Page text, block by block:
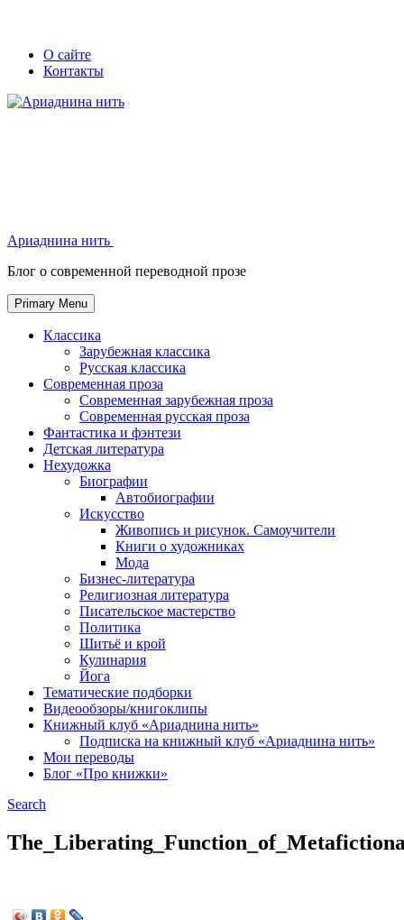
Skip
Secondary
left
navigation
Secondary
right
navigation
О сайте
Контакты
Ариаднина нить
Блог о современной переводной прозе
Primary Menu
Классика
Зарубежная классика
Русская классика
Современная проза
Современная зарубежная проза
Современная русская проза
Фантастика и фэнтези
Детская литература
Нехудожка
Биографии
Автобиографии
Искусство
Живопись и рисунок. Самоучители
Книги о художниках
Мода
Бизнес-литература
Религиозная литература
Писательское мастерство
Политика
Шитьё и крой
Кулинария
Йога
Тематические подборки
Видеообзоры/книгоклипы
Книжный клуб «Ариаднина нить»
Подписка на книжный клуб «Ариаднина нить»
Мои переводы
Блог «Про книжки»
Search